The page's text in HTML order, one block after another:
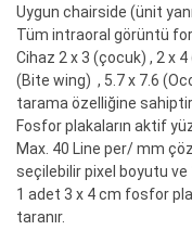
Uygun chairside (ünit
Tüm intraoral görüntü
Cihaz 2 x 3 (çocuk) , 2 x
(Bite wing) , 5.7 x 7.6
tarama özelliğine sahiptir.
Fosfor plakaların aktif
Max. 40 Line per/ mm
seçilebilir pixel boyutu
1 adet 3 x 4 cm fosfor
taranır.